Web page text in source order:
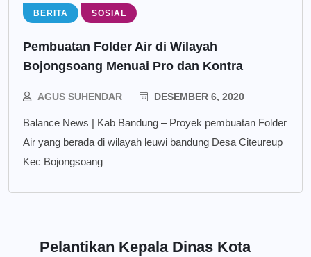
BERITA SOSIAL
Pembuatan Folder Air di Wilayah
Bojongsoang Menuai Pro dan Kontra
AGUS SUHENDAR DESEMBER 6, 2020
Balance News | Kab Bandung – Proyek pembuatan Folder
Air yang berada di wilayah leuwi bandung Desa Citeureup
Kec Bojongsoang
Pelantikan Kepala Dinas Kota